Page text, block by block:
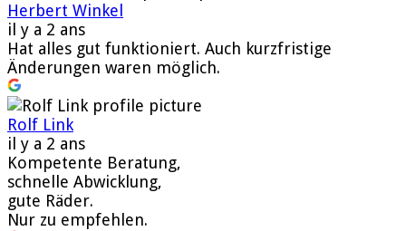
Herbert Winkel
il y a 2 ans
Hat alles gut funktioniert. Auch kurzfristige
Änderungen waren möglich.
Rolf Link
il y a 2 ans
Kompetente Beratung,
schnelle Abwicklung,
gute Räder.
Nur zu empfehlen.